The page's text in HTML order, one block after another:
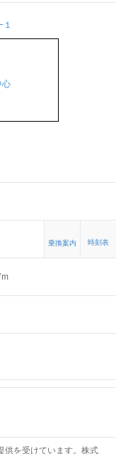
１
乗換案内 時刻表
供を受けています。株式